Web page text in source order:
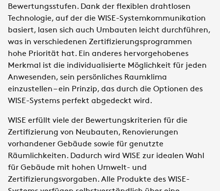
Bewertungsstufen. Dank der flexiblen drahtlosen
Technologie, auf der die WISE-Systemkommunikation
basiert, lasen sich auch Umbauten leicht durchführen,
was in verschiedenen Zertifizierungsprogrammen
hohe Priorität hat. Ein anderes hervorgehobenes
Merkmal ist die individualisierte Möglichkeit für jeden
Anwesenden, sein persönliches Raumklima
einzustellen – ein Prinzip, das durch die Optionen des
WISE-Systems perfekt abgedeckt wird.​
WISE erfüllt viele der Bewertungskriterien für die
Zertifizierung von Neubauten, Renovierungen
vorhandener Gebäude sowie für genutzte
Räumlichkeiten. Dadurch wird WISE zur idealen Wahl
für Gebäude mit hohen Umwelt- und
Zertifizierungsvorgaben. Alle Produkte des WISE-